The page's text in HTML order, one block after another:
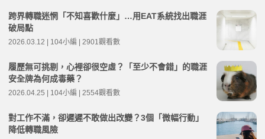
跨界轉職迷惘「不知喜歡什麼」…用EAT系統找出職涯
破局點
2026.03.12 | 104小編 | 2901觀看數
履歷無可挑剔，心裡卻很空虛？「至少不會錯」的職涯
安全牌為何成毒藥？
2026.04.25 | 104小編 | 2554觀看數
對工作不滿，卻遲遲不敢做出改變？3個「微幅行動」
降低轉職風險